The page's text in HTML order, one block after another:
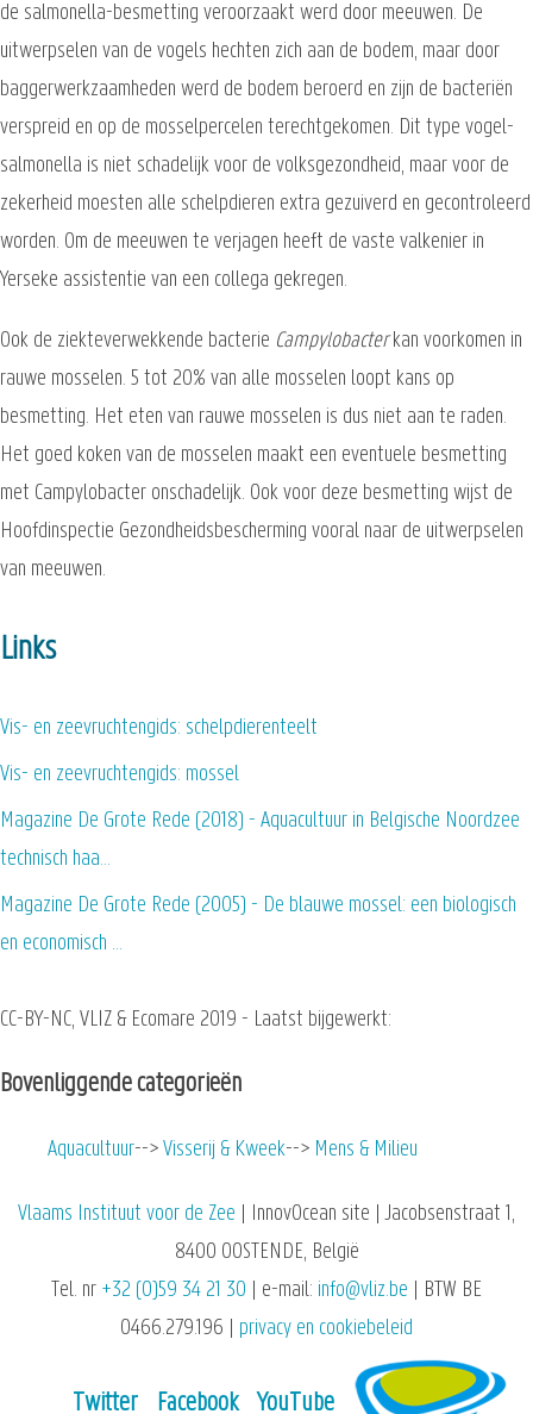
de salmonella-besmetting veroorzaakt werd door meeuwen. De
uitwerpselen van de vogels hechten zich aan de bodem, maar door
baggerwerkzaamheden werd de bodem beroerd en zijn de bacteriën
verspreid en op de mosselpercelen terechtgekomen. Dit type vogel-
salmonella is niet schadelijk voor de volksgezondheid, maar voor de
zekerheid moesten alle schelpdieren extra gezuiverd en gecontroleerd
worden. Om de meeuwen te verjagen heeft de vaste valkenier in
Yerseke assistentie van een collega gekregen.
Ook de ziekteverwekkende bacterie Campylobacterkan voorkomen in
rauwe mosselen. 5 tot 20% van alle mosselen loopt kans op
besmetting. Het eten van rauwe mosselen is dus niet aan te raden.
Het goed koken van de mosselen maakt een eventuele besmetting
met Campylobacter onschadelijk. Ook voor deze besmetting wijst de
Hoofdinspectie Gezondheidsbescherming vooral naar de uitwerpselen
van meeuwen.
Links
Vis- en zeevruchtengids: schelpdierenteelt
Vis- en zeevruchtengids: mossel
Magazine De Grote Rede (2018) - Aquacultuur in Belgische Noordzee
technisch haa…
Magazine De Grote Rede (2005) - De blauwe mossel: een biologisch
en economisch …
CC-BY-NC, VLIZ & Ecomare 2019 - Laatst bijgewerkt:
Bovenliggende categorieën
Aquacultuur Visserij & Kweek Mens & Milieu
Vlaams Instituut voor de Zee | InnovOcean site | Jacobsenstraat 1,
8400 OOSTENDE, België
Tel. nr +32 (0)59 34 21 30 | e-mail: info@vliz.be | BTW BE
0466.279.196 | privacy en cookiebeleid
Twitter Facebook YouTube